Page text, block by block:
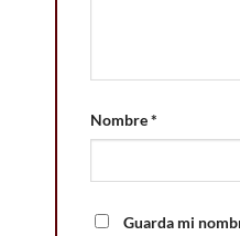
Nombre*
Guarda mi